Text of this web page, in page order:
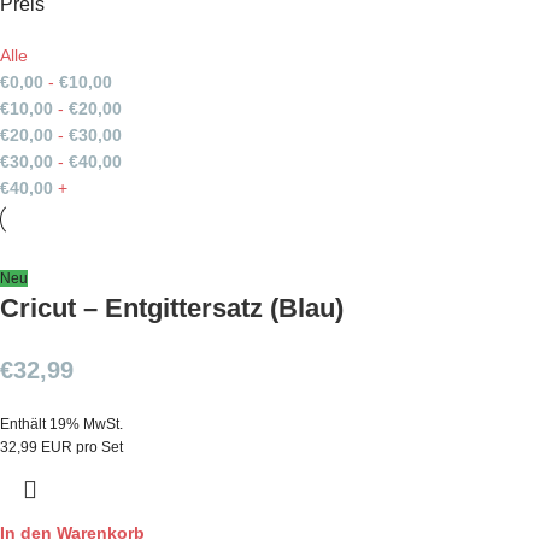
Preis
Alle
€0,00 - €10,00
€10,00 - €20,00
€20,00 - €30,00
€30,00 - €40,00
€40,00 +
Neu
Cricut – Entgittersatz (Blau)
€32,99
Enthält 19% MwSt.
32,99 EUR pro Set
In den Warenkorb